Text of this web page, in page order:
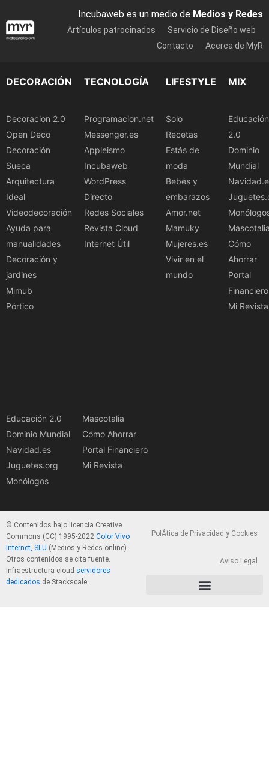
Incubaweb es un medio de Medios y Redes
Artículos patrocinados
Servicio de Diseño web
Contacto
Acerca de MyR
DECORACIÓN
Decoracion 2.0
Open Deco
Decoración
Sueca
Arquitectura
Ideal
Videodecoración
Ayuda para
manualidades
Decoración y
jardines
Mimub
Pórtico
TECNOLOGÍA
Programacion.net
Messenger.es
Appleismo
Incubaweb
WordPress
Directo
Redes Sociales
Revista Cloud
Internet Útil
LIFESTYLE
Solo
Recetas
Estás de
moda
Bebés y
embarazos
Amor.net
Mamuky
Mujeres.es
Vivir en el
mundo
MIX
Educación
2.0
Dominio
Mundial
Cómo
Ahorrar
Portal
Financiero
Mi Revista
Educación 2.0
Dominio Mundial
Navidad.es
Juguetes.org
Monólogos
Mascotalia
Cómo Ahorrar
Portal Financiero
Mi Revista
© Contenidos bajo licencia Creative
Commons (CC) 1995-2022 Color Vivo
Internet, SLU (Medios y Redes online).
Otros contenidos se cita fuente.
Infraestructura cloud servidores
dedicados de Stackscale.
PolÃ­tica de Privacidad y Cookies
Aviso Legal